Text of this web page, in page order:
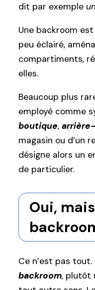
dit par exemple
Une backroom
peu éclairé,
compartiments,
elles.
Beaucoup plus
employé comme
boutique,
magasin ou d’un
désigne alors un
de particulier.
Oui,
Ce n’est pas
backroom, plutôt